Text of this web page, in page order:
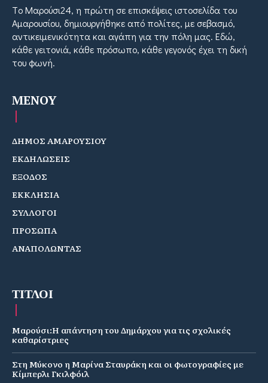
Tο Μαρούσι24, η πρώτη σε επισκέψεις ιστοσελίδα του
Αμαρουσίου, δημιουργήθηκε από πολίτες, με σεβασμό,
αντικειμενικότητα και αγάπη για την πόλη μας. Εδώ,
κάθε γειτονιά, κάθε πρόσωπο, κάθε γεγονός έχει τη δική
του φωνή.
MENOY
ΔΗΜΟΣ ΑΜΑΡΟΥΣΙΟΥ
ΕΚΔΗΛΩΣΕΙΣ
ΕΞΟΔΟΣ
ΕΚΚΛΗΣΙΑ
ΣΥΛΛΟΓΟΙ
ΠΡΟΣΩΠΑ
ΑΝΑΠΟΛΩΝΤΑΣ
ΤΙΤΛΟΙ
Μαρούσι:Η απάντηση του Δημάρχου για τις σχολικές
καθαρίστριες
Στη Μύκονο η Μαρίνα Σταυράκη και οι φωτογραφίες με
Κίμπερλι Γκιλφόιλ